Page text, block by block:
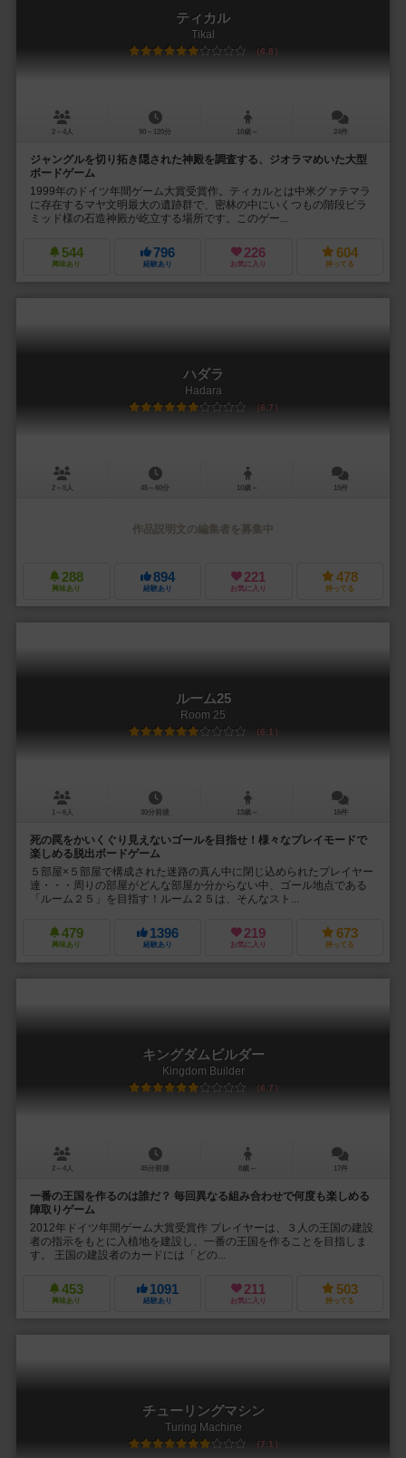
ティカル
Tikal
6.8
2～4人 90～120分 10歳～ 24件
ジャングルを切り拓き隠された神殿を調査する、ジオラマめいた大型
ボードゲーム
1999年のドイツ年間ゲーム大賞受賞作。ティカルとは中米グァテマラ
に存在するマヤ文明最大の遺跡群で、密林の中にいくつもの階段ピラ
ミッド様の石造神殿が屹立する場所です。このゲー...
544
興味あり
796
経験あり
226
お気に入り
604
持ってる
ハダラ
Hadara
6.7
2～5人 45～60分 10歳～ 15件
作品説明文の編集者を募集中
288
興味あり
894
経験あり
221
お気に入り
478
持ってる
ルーム25
Room 25
6.1
1～6人 30分前後 13歳～ 16件
死の罠をかいくぐり見えないゴールを目指せ！様々なプレイモードで
楽しめる脱出ボードゲーム
５部屋×５部屋で構成された迷路の真ん中に閉じ込められたプレイヤー
達・・・周りの部屋がどんな部屋か分からない中、ゴール地点である
「ルーム２５」を目指す！ルーム２５は、そんなスト...
479
興味あり
1396
経験あり
219
お気に入り
673
持ってる
キングダムビルダー
Kingdom Builder
6.7
2～4人 45分前後 8歳～ 17件
一番の王国を作るのは誰だ？ 毎回異なる組み合わせで何度も楽しめる
陣取りゲーム
2012年ドイツ年間ゲーム大賞受賞作 プレイヤーは、３人の王国の建設
者の指示をもとに入植地を建設し、一番の王国を作ることを目指しま
す。 王国の建設者のカードには「どの...
453
興味あり
1091
経験あり
211
お気に入り
503
持ってる
チューリングマシン
Turing Machine
7.1